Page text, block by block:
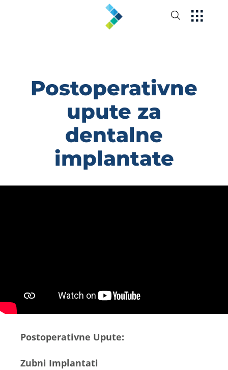
Postoperativne
upute za
dentalne
implantate
Postoperativne Upute:
Zubni Implantati